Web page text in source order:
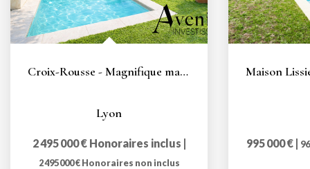
Croix-Rousse - Magnifique maison de 365m2 - 4 chambres -...
Lyon
2 495 000 € Honoraires inclus |
2 495 000 € Honoraires non inclus
995 000 € |